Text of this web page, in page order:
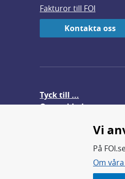
Fakturor till FOI
Kontakta oss
Tyck till ...
Om webbplatsen
FOI
Vi
På
Om